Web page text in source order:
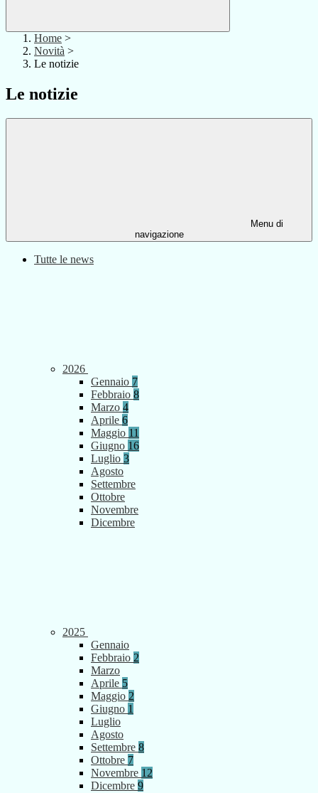
Home >
Novità >
Le notizie
Le notizie
Menu di
navigazione
Tutte le news
2026
Gennaio 7
Febbraio 8
Marzo 4
Aprile 6
Maggio 11
Giugno 16
Luglio 3
Agosto
Settembre
Ottobre
Novembre
Dicembre
2025
Gennaio
Febbraio 2
Marzo
Aprile 5
Maggio 2
Giugno 1
Luglio
Agosto
Settembre 8
Ottobre 7
Novembre 12
Dicembre 9